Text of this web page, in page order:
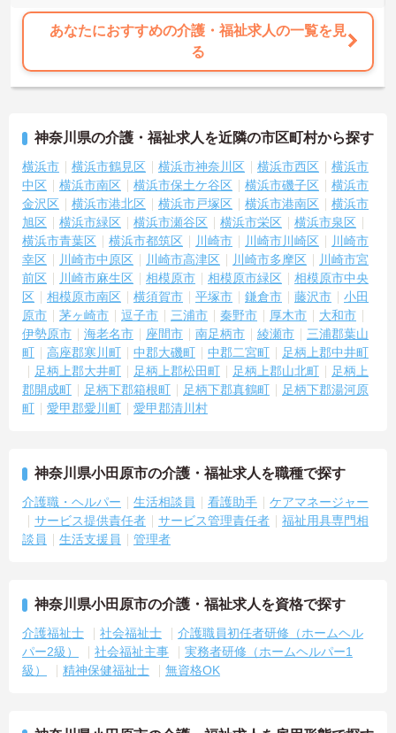
あなたにおすすめの介護・福祉求人の一覧を見
る
神奈川県の介護・福祉求人を近隣の市区町村から探す
横浜市 横浜市鶴見区 横浜市神奈川区 横浜市西区
横浜市
中区
横浜市南区 横浜市保土ケ谷区 横浜市磯子区
横浜市
金沢区
横浜市港北区 横浜市戸塚区 横浜市港南区
横浜市
旭区
横浜市緑区 横浜市瀬谷区 横浜市栄区
横浜市泉区
横浜市青葉区
横浜市都筑区 川崎市 川崎市川崎区
川崎市
幸区
川崎市中原区 川崎市高津区 川崎市多摩区
川崎市宮
前区
川崎市麻生区 相模原市 相模原市緑区
相模原市中央
区
相模原市南区 横須賀市 平塚市 鎌倉市 藤沢市
小田
原市
茅ヶ崎市 逗子市 三浦市 秦野市 厚木市
大和市
伊勢原市
海老名市 座間市 南足柄市 綾瀬市
三浦郡葉山
町
高座郡寒川町 中郡大磯町 中郡二宮町
足柄上郡中井町
足柄上郡大井町
足柄上郡松田町 足柄上郡山北町
足柄上
郡開成町
足柄下郡箱根町 足柄下郡真鶴町
足柄下郡湯河原
町
愛甲郡愛川町 愛甲郡清川村
神奈川県小田原市の介護・福祉求人を職種で探す
介護職・ヘルパー 生活相談員 看護助手
ケアマネージャー
サービス提供責任者
サービス管理責任者
福祉用具専門相
談員
生活支援員 管理者
神奈川県小田原市の介護・福祉求人を資格で探す
介護福祉士 社会福祉士
介護職員初任者研修（ホームヘル
パー2級）
社会福祉主事
実務者研修（ホームヘルパー1
級）
精神保健福祉士 無資格OK